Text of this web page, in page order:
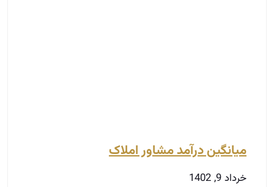
میانگین درآمد مشاور املاک
خرداد 9, 1402